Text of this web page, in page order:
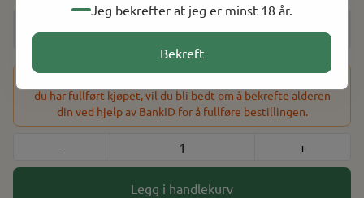
Jeg bekrefter at jeg er minst 18 år.
Bekreft
du har fullført kjøpet, vil du bli bedt om å bekrefte alderen
din ved hjelp av BankID for å fullføre bestillingen.
- +
Legg i handlekurv